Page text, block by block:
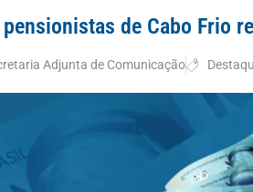
de Cabo Frio
Adjunta de Comunicação